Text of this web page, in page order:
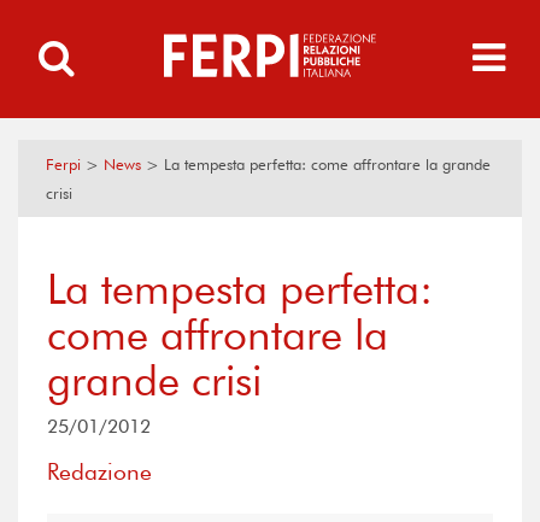
Ferpi > News > La tempesta perfetta: come affrontare la grande
crisi
La tempesta perfetta:
come affrontare la
grande crisi
25/01/2012
Redazione